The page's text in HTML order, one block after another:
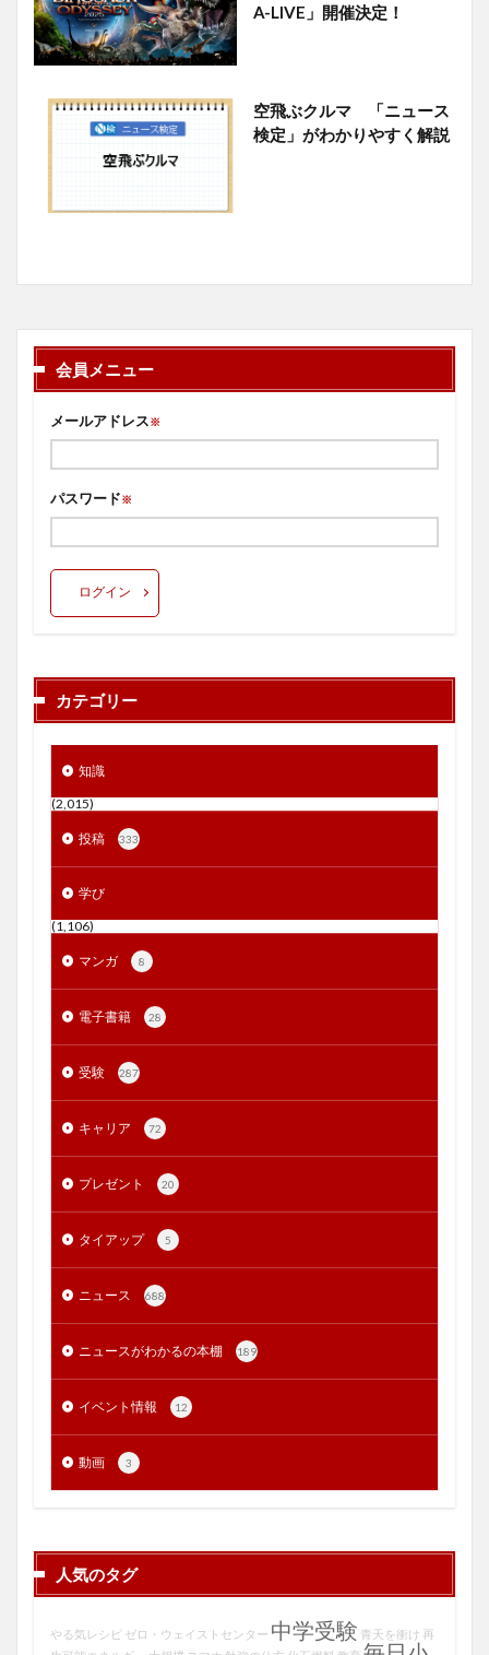
A-LIVE」開催決定！
空飛ぶクルマ 「ニュース
検定」がわかりやすく解説
会員メニュー
メールアドレス※
パスワード※
ログイン
カテゴリー
知識
(2,015)
投稿 333
学び
(1,106)
マンガ 8
電子書籍 28
受験 287
キャリア 72
プレゼント 20
タイアップ 5
ニュース 688
ニュースがわかるの本棚 189
イベント情報 12
動画 3
人気のタグ
やる気レシピ ゼロ・ウェイストセンター 中学受験 青天を衝け 再